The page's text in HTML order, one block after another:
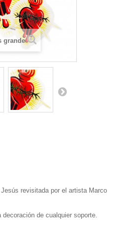
grande
revisitada por el artista Marco
de cualquier soporte.